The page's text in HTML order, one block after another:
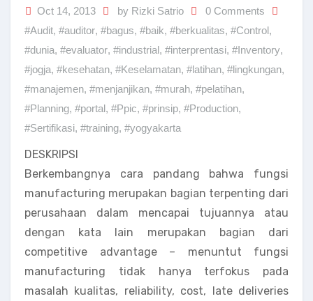
Oct 14, 2013 by Rizki Satrio
0 Comments
#Audit, #auditor, #bagus, #baik, #berkualitas, #Control,
#dunia, #evaluator, #industrial, #interprentasi, #Inventory,
#jogja, #kesehatan, #Keselamatan, #latihan, #lingkungan,
#manajemen, #menjanjikan, #murah, #pelatihan,
#Planning, #portal, #Ppic, #prinsip, #Production,
#Sertifikasi, #training, #yogyakarta
DESKRIPSI
Berkembangnya cara pandang bahwa fungsi
manufacturing merupakan bagian terpenting dari
perusahaan dalam mencapai tujuannya atau
dengan kata lain merupakan bagian dari
competitive advantage – menuntut fungsi
manufacturing tidak hanya terfokus pada
masalah kualitas, reliability, cost, late deliveries